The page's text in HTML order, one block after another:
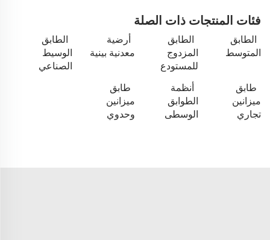
فئات المنتجات ذات الصلة
الطابق
المتوسط
الطابق
المزدوج
للمستودع
أرضية
معدنية بينية
الطابق
الوسيط
الصناعي
طابق
ميزانين
تجاري
أنظمة
الطوابق
الوسطى
طابق
ميزانين
وحدوي